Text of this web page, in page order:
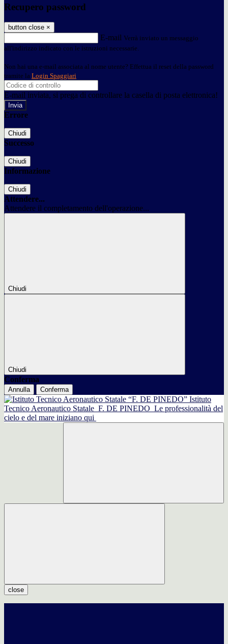
Recupero password
button close ×
E-mail Verrà inviato un messaggio
all'indirizzo indicato con le istruzioni necessarie.
Non hai una e-mail associata al nome utente? Effettua il reset della password
tramite la Login Spaggiari
E-mail inviata, si prega di controllare la casella di posta elettronica!
Errore
Chiudi
Successo
Chiudi
Informazione
Chiudi
Attendere...
Attendere il completamento dell'operazione...
Chiudi
Chiudi
Conferma
Annulla Conferma
Istituto
Tecnico Aeronautico Statale F. DE PINEDO Le professionalità del
cielo e del mare iniziano qui
close